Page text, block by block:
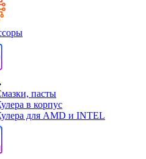
пасты
в корпус
для AMD и INTEL